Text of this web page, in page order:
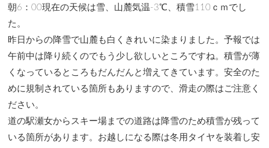
朝6：00現在の天候は雪、山麓気温-3℃、積雪110ｃｍでし
た。
昨日からの降雪で山麓も白くきれいに染まりました。予報では
午前中は降り続くのでもう少し欲しいところですね。積雪が薄
くなっているところもだんだんと増えてきています。安全のた
めに規制されている箇所もありますので、滑走の際はご注意く
ださい。
道の駅瀬女からスキー場までの道路は降雪のため積雪が残って
いる箇所があります。お越しになる際は冬用タイヤを装着し安